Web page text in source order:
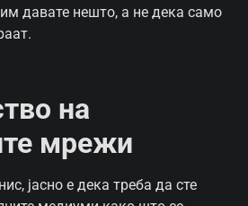
давате нешто, а не дека само
на
мрежи
јасно е дека треба да сте